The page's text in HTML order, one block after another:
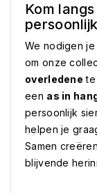
Kom
We nodigen je
om onze
overledene te
een as in
persoonlijk
helpen je
Samen
blijvende